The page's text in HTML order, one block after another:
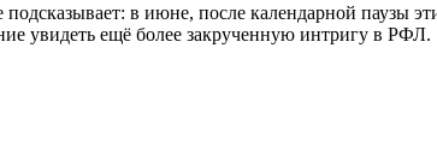
в июне, после календарной паузы
увидеть ещё более закрученную интригу в РФЛ.